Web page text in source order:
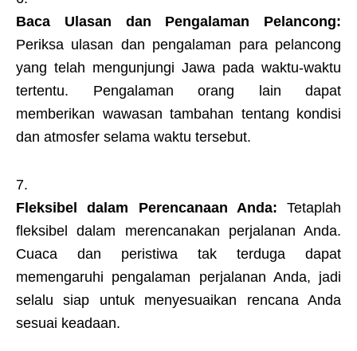
Baca Ulasan dan Pengalaman Pelancong:
Periksa ulasan dan pengalaman para pelancong
yang telah mengunjungi Jawa pada waktu-waktu
tertentu. Pengalaman orang lain dapat
memberikan wawasan tambahan tentang kondisi
dan atmosfer selama waktu tersebut.
Fleksibel dalam Perencanaan Anda: Tetaplah
fleksibel dalam merencanakan perjalanan Anda.
Cuaca dan peristiwa tak terduga dapat
memengaruhi pengalaman perjalanan Anda, jadi
selalu siap untuk menyesuaikan rencana Anda
sesuai keadaan.